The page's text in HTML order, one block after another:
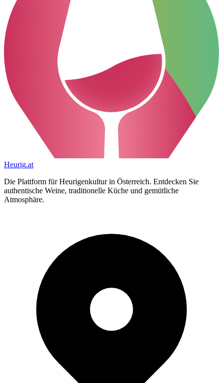
Heurig.at
Die Plattform für Heurigenkultur in Österreich. Entdecken Sie
authentische Weine, traditionelle Küche und gemütliche
Atmosphäre.